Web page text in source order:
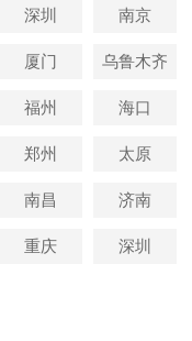
深圳 南京
厦门 乌鲁木齐
福州 海口
郑州 太原
南昌 济南
重庆 深圳